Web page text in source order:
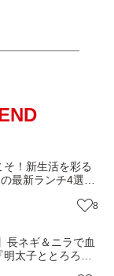
そ！新生活を彩る
最新ランチ4選～
8
長ネギ＆ニラで血
太子ととろろの